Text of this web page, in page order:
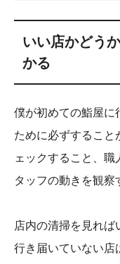
いい店かどう
かる
僕が初めての鮨屋に
ために必ずすること
ェックすること、
タッフの動きを観察
店内の清掃を見れ
行き届いていない店